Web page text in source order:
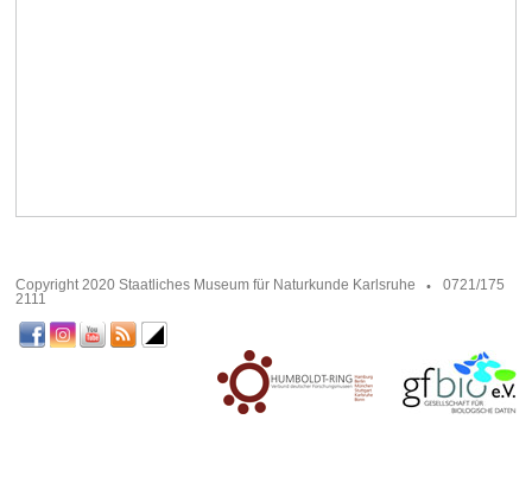
Copyright 2020 Staatliches Museum für Naturkunde Karlsruhe
0721/175
2111